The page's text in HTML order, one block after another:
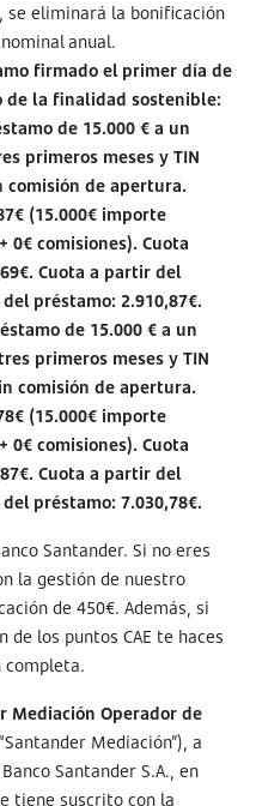
se eliminará la bonificación
anual.
firmado el primer día de
de la finalidad sostenible:
de 15.000 € a un
primeros meses y TIN
comisión de apertura.
(15.000€ importe
0€ comisiones). Cuota
Cuota a partir del
préstamo: 2.910,87€.
de 15.000 € a un
primeros meses y TIN
comisión de apertura.
(15.000€ importe
0€ comisiones). Cuota
Cuota a partir del
préstamo: 7.030,78€.
Santander. Si no eres
la gestión de nuestro
de 450€. Además, si
los puntos CAE te haces
completa.
Mediación Operador de
Mediación”), a
Santander S.A., en
tiene suscrito con la